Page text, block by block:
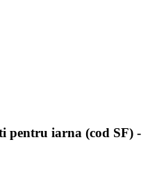
pentru iarna (cod SF) -